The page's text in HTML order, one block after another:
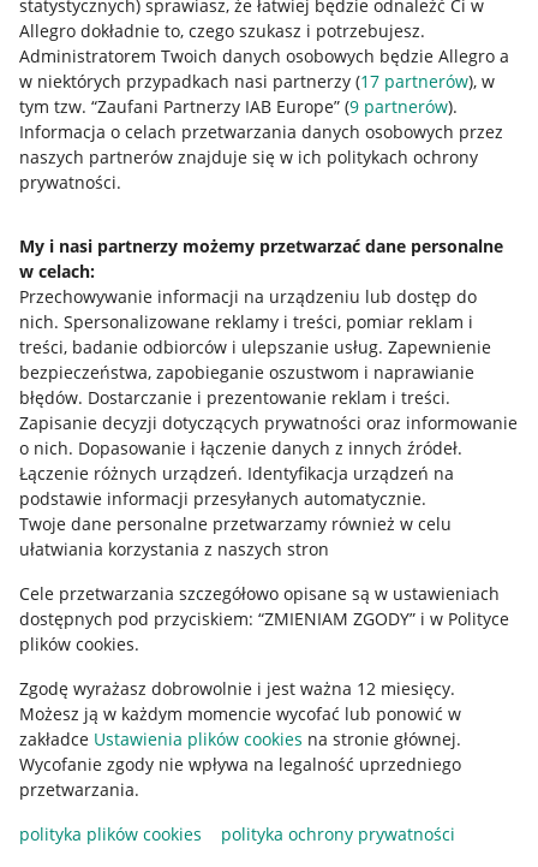
statystycznych) sprawiasz, że łatwiej będzie odnaleźć Ci w
Allegro dokładnie to, czego szukasz i potrzebujesz.
Administratorem Twoich danych osobowych będzie Allegro a
w niektórych przypadkach nasi partnerzy (17 partnerów), w
tym tzw. “Zaufani Partnerzy IAB Europe” (9 partnerów).
Informacja o celach przetwarzania danych osobowych przez
naszych partnerów znajduje się w ich politykach ochrony
prywatności.
My i nasi partnerzy możemy przetwarzać dane personalne
w celach:
Przechowywanie informacji na urządzeniu lub dostęp do
nich. Spersonalizowane reklamy i treści, pomiar reklam i
treści, badanie odbiorców i ulepszanie usług. Zapewnienie
bezpieczeństwa, zapobieganie oszustwom i naprawianie
błędów. Dostarczanie i prezentowanie reklam i treści.
Zapisanie decyzji dotyczących prywatności oraz informowanie
o nich. Dopasowanie i łączenie danych z innych źródeł.
Łączenie różnych urządzeń. Identyfikacja urządzeń na
podstawie informacji przesyłanych automatycznie.
Twoje dane personalne przetwarzamy również w celu
ułatwiania korzystania z naszych stron
Cele przetwarzania szczegółowo opisane są w ustawieniach
dostępnych pod przyciskiem: “ZMIENIAM ZGODY” i w Polityce
plików cookies.
Zgodę wyrażasz dobrowolnie i jest ważna 12 miesięcy.
Możesz ją w każdym momencie wycofać lub ponowić w
zakładce Ustawienia plików cookies na stronie głównej.
Wycofanie zgody nie wpływa na legalność uprzedniego
przetwarzania.
polityka plików cookies
polityka ochrony prywatności
Przydatne informacje
Jak to działa
Allegro Gadane dla sprzedających
Allegro Gadane dla kupujących
Mapa miejscowości
Informacje prawne
Regulamin
Polityka plików "cookies"
Ustawienia plików "cookies"
Udostępnianie lokalizacji
Informacje dla Aktu o Usługach Cyfrowych
Pobierz aplikację